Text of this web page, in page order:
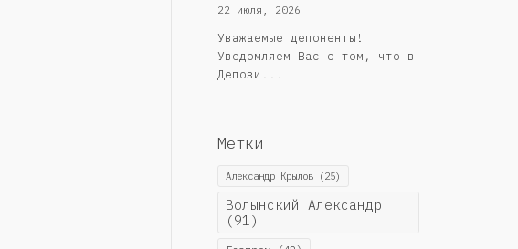
22 июля, 2026
Уважаемые депоненты!
Уведомляем Вас о том, что в
Депози...
Метки
Александр Крылов(25)
Волынский Александр
(91)